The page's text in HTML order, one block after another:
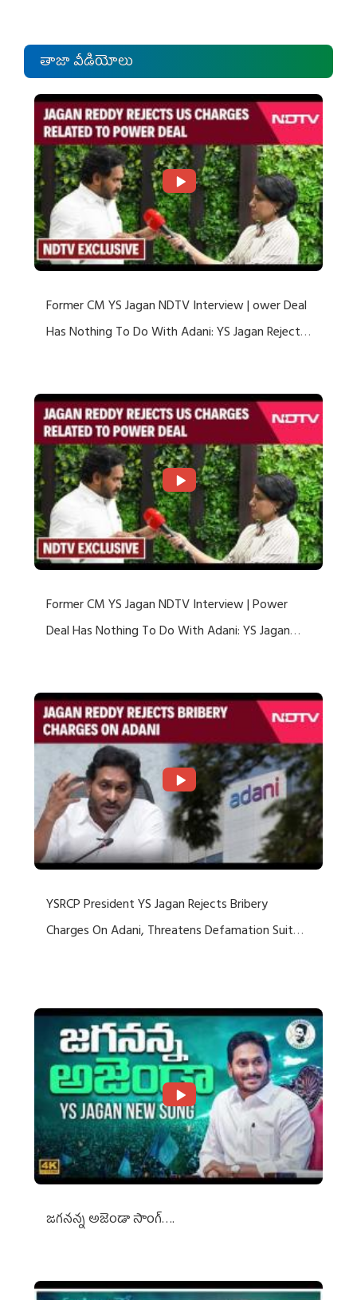
తాజా వీడియోలు
Former CM YS Jagan NDTV Interview | ower Deal
Has Nothing To Do With Adani: YS Jagan Rejects
Former CM YS Jagan NDTV Interview | Power
Deal Has Nothing To Do With Adani: YS Jagan
YSRCP President YS Jagan Rejects Bribery
Charges On Adani, Threatens Defamation Suit
జగనన్న అజెండా సాంగ్….